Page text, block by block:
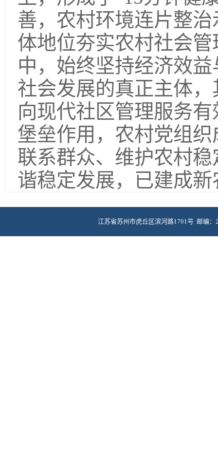
善，农村环境连片整
体地位夯实农村社会
中，始终坚持经济效
社会发展的真正主体
向现代社区管理服务
堡垒作用，农村党组
联系群众、维护农村
谐稳定发展，已建成
江苏省苏州市虎丘区滨河路1701号 邮编：